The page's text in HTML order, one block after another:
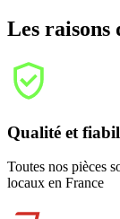
Les raisons
Qualité et
Toutes nos pièces
locaux en France